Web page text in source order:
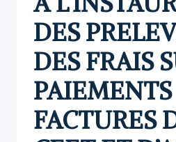
DES
DES FRAIS
FACTURES